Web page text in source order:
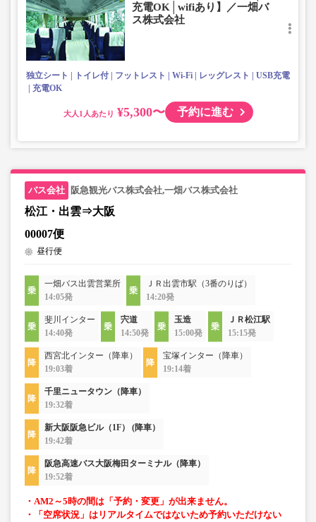
充電OK│wifiあり】／一畑バ
ス株式会社
独立シート トイレ付 フットレスト Wi-Fi レッグレスト
USB充電
充電OK
大人 ¥5,300〜 予約に進む
阪急観光バス株式会社,一畑バス株式会社
松江・出雲⇒大阪
00007便
昼行便
一畑バス出雲営業所
14:05発
ＪＲ出雲市駅（3番のりば）
14:20発
斐川インター
14:40発
宍道
14:50発
玉造
15:00発
ＪＲ松江駅
15:15発
西宮北インター（降車）
19:03着
宝塚インター（降車）
19:14着
千里ニュータウン（降車）
19:32着
新大阪阪急ビル（1F） (降車）
19:42着
阪急高速バス大阪梅田ターミナル（降車）
19:52着
・AM2～5時の間は「予約・変更」が出来ません。
・「空席状況」はリアルタイムではないため予約いただけない